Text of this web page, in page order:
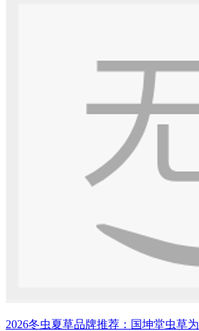
2026冬虫夏草品牌推荐：国坤堂虫草